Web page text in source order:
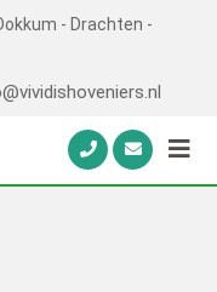
- Drachten -